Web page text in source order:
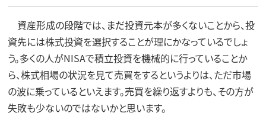
資産形成の段階では、まだ投資元本が多くないことから、投
資先には株式投資を選択することが理にかなっているでしょ
う。多くの人がNISAで積立投資を機械的に行っていることか
ら、株式相場の状況を見て売買をするというよりは、ただ市場
の波に乗っているといえます。売買を繰り返すよりも、その方が
失敗も少ないのではないかと思います。